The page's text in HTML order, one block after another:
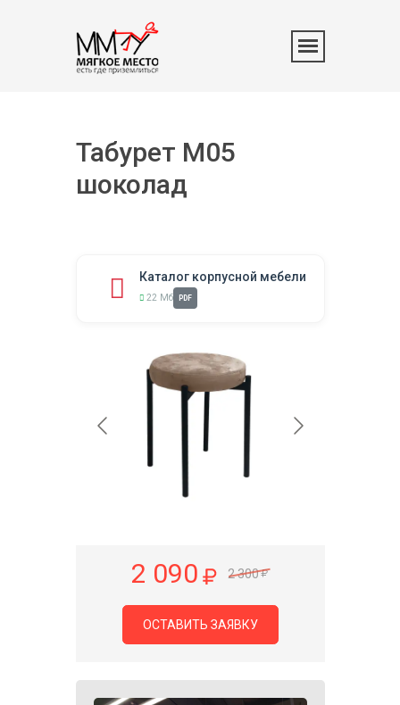
Табурет M05
шоколад
Каталог корпусной мебели
22 Мб PDF
2 090 2 300
ОСТАВИТЬ ЗАЯВКУ